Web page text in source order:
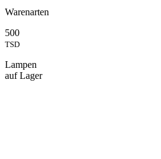
Warenarten
500
TSD
Lampen
auf Lager